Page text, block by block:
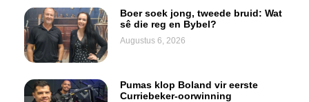
Boer soek jong, tweede bruid: Wat
sê die reg en Bybel?
Augustus 6, 2026
Pumas klop Boland vir eerste
Curriebeker-oorwinning